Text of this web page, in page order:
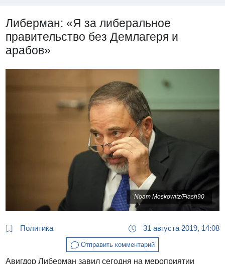
Либерман: «Я за либеральное
правительство без Демлагеря и
арабов»
Noam Moskowitz/Flash90
Политика 31 августа 2019, 14:08
Отправить комментарий
Авигдор Либерман завил сегодня на мероприятии